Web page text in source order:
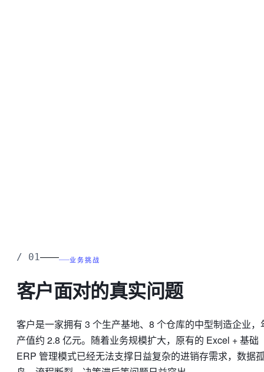
/ 01 —— 业务挑战
客户面对的真实问题
客户是一家拥有 3 个生产基地、8 个仓库的中型制造企业，
产值约 2.8 亿元。随着业务规模扩大，原有的 Excel + 基础
ERP 管理模式已经无法支撑日益复杂的进销存需求，数据